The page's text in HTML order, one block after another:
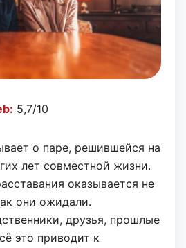
5,7/10
о паре, решившейся на
лет совместной жизни.
оказывается не
они ожидали.
друзья, прошлые
это приводит к